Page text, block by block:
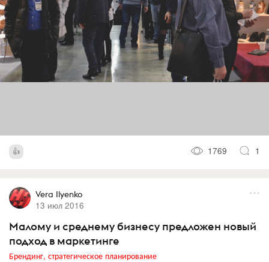
1769 1
Vera Ilyenko
13 июл 2016
Малому и среднему бизнесу предложен новый
подход в маркетинге
Брендинг, стратегическое планирование